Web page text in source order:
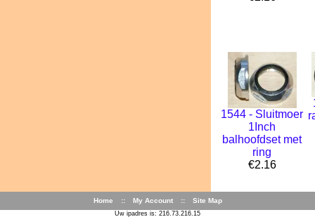
1544 - Sluitmoer
1Inch
balhoofdset met
ring
€2.16
Home :: My Account :: Site Map
Uw ipadres is: 216.73.216.15